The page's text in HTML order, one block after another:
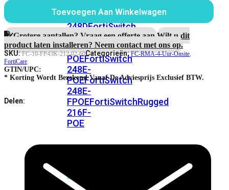
FPOEFortiSwitch
248DFortiSwitch
224EFortiswitch
224E-
POEFortiSwitch
248E-
POEFortiSwitch
248E-
FPOEFortiSwitchRugged
216F-
POE
Series
jaar
4-
uur
Hardware
RMA
en
Onsite
Engineer
Service
Toevoegen Aan Winkelwagen
Grotere aantallen? Vraag een offerte aan.Wilt u dit
product laten installeren? Neem contact met ons op.
SKU:FC-10-FP43K-212-02-60Categorieën:FC-RMA-4-Uur-Onsite,
FortiCare
GTIN/UPC:
* Korting Wordt Berekend Vanaf De Adviesprijs Exclusief BTW.
Delen: